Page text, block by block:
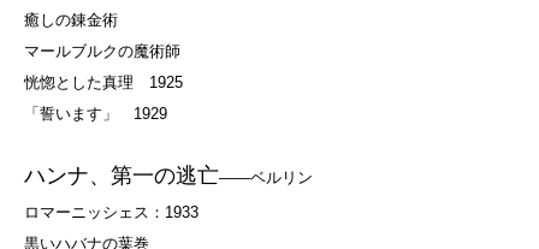
癒しの錬金術
マールブルクの魔術師
恍惚とした真理 1925
「誓います」 1929
ハンナ、第一の逃亡――ベルリン
ロマーニッシェス：1933
黒いハバナの葉巻